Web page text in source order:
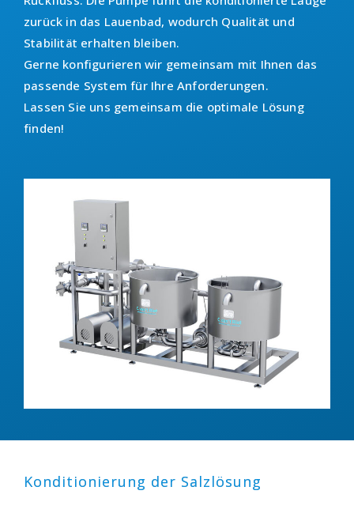
zurück in das Lauenbad, wodurch Qualität und
Stabilität erhalten bleiben.
Gerne konfigurieren wir gemeinsam mit Ihnen das
passende System für Ihre Anforderungen.
Lassen Sie uns gemeinsam die optimale Lösung
finden!
Konditionierung der Salzlösung